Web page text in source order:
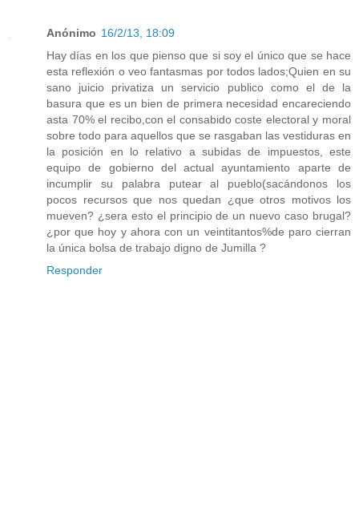
Anónimo 16/2/13, 18:09
Hay días en los que pienso que si soy el único que se hace
esta reflexión o veo fantasmas por todos lados;Quien en su
sano juicio privatiza un servicio publico como el de la
basura que es un bien de primera necesidad encareciendo
asta 70% el recibo,con el consabido coste electoral y moral
sobre todo para aquellos que se rasgaban las vestiduras en
la posición en lo relativo a subidas de impuestos, este
equipo de gobierno del actual ayuntamiento aparte de
incumplir su palabra putear al pueblo(sacándonos los
pocos recursos que nos quedan ¿que otros motivos los
mueven? ¿sera esto el principio de un nuevo caso brugal?
¿por que hoy y ahora con un veintitantos%de paro cierran
la única bolsa de trabajo digno de Jumilla ?
Responder